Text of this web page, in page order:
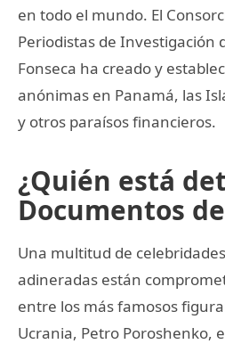
en todo el mundo. El
Periodistas de Investigación
Fonseca ha creado y
anónimas en Panamá, las
y otros paraísos financieros.
¿Quién está
Documentos
Una multitud de
adineradas están
entre los más famosos
Ucrania, Petro Poroshenko,